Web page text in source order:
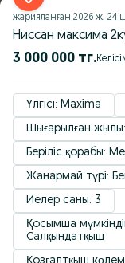
жарияланған 2026 ж. 24
Ниссан максима
3 000 000 тг.
Үлгісі: Maxima
Шығарылған жылы:
Беріліс қорабы:
Жанармай түрі:
Иелер саны: 3
Қосымша
Салқындатқыш